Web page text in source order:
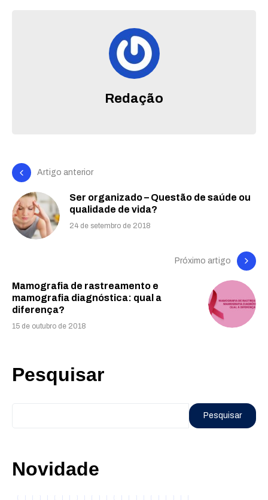
Redação
Artigo anterior
Ser organizado – Questão de saúde ou
qualidade de vida?
24 de setembro de 2018
Próximo artigo
Mamografia de rastreamento e
mamografia diagnóstica: qual a
diferença?
15 de outubro de 2018
Pesquisar
Pesquisar
Novidade